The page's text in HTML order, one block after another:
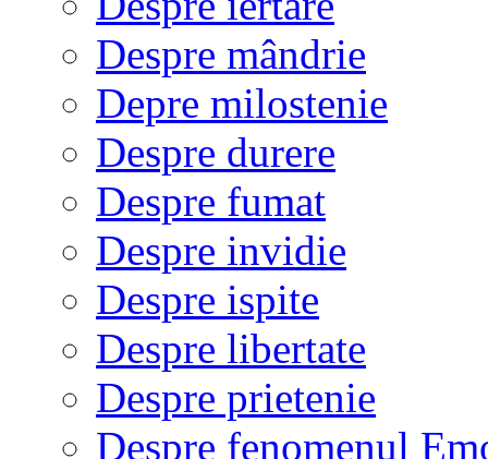
Despre mândrie
Depre milostenie
Despre durere
Despre fumat
Despre invidie
Despre ispite
Despre libertate
Despre prietenie
Despre fenomenul